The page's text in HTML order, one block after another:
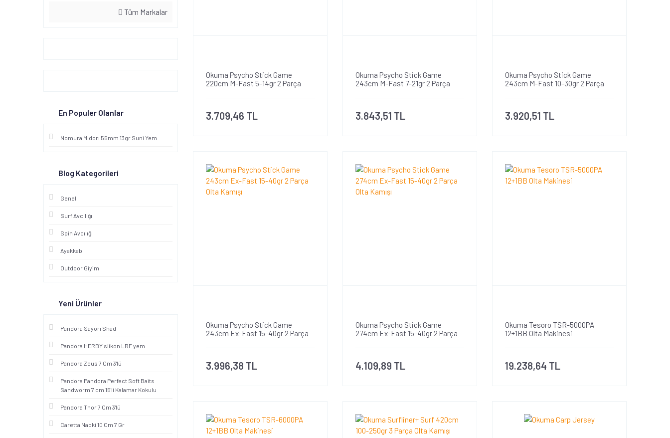
Tüm Markalar
En Populer Olanlar
Nomura Mıdorı 55mm 13gr Suni Yem
Blog Kategorileri
Genel
Surf Avcılığı
Spin Avcılığı
Ayakkabı
Outdoor Giyim
Yeni Ürünler
Pandora Sayori Shad
Pandora HERBY slikon LRF yem
Pandora Zeus 7 Cm 3'lü
Pandora Pandora Perfect Soft Baits
Sandworm 7 cm 15'li Kalamar Kokulu
Pandora Thor 7 Cm 3'lü
Caretta Naoki 10 Cm 7 Gr
Okuma Psycho Stick Game
220cm M-Fast 5-14gr 2 Parça
3.709,46 TL
Okuma Psycho Stick Game
243cm M-Fast 7-21gr 2 Parça
3.843,51 TL
Okuma Psycho Stick Game
243cm M-Fast 10-30gr 2 Parça
3.920,51 TL
Okuma Psycho Stick Game
243cm Ex-Fast 15-40gr 2 Parça
3.996,38 TL
Okuma Psycho Stick Game
274cm Ex-Fast 15-40gr 2 Parça
4.109,89 TL
Okuma Tesoro TSR-5000PA
12+1BB Olta Makinesi
19.238,64 TL